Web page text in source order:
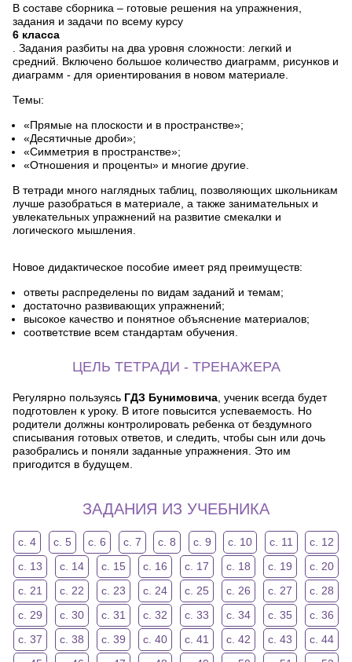
В составе сборника – готовые решения на упражнения,
задания и задачи по всему курсу
6 класса
. Задания разбиты на два уровня сложности: легкий и
средний. Включено большое количество диаграмм, рисунков и
диаграмм - для ориентирования в новом материале.
Темы:
«Прямые на плоскости и в пространстве»;
«Десятичные дроби»;
«Симметрия в пространстве»;
«Отношения и проценты» и многие другие.
В тетради много наглядных таблиц, позволяющих школьникам
лучше разобраться в материале, а также занимательных и
увлекательных упражнений на развитие смекалки и
логического мышления.
Новое дидактическое пособие имеет ряд преимуществ:
ответы распределены по видам заданий и темам;
достаточно развивающих упражнений;
высокое качество и понятное объяснение материалов;
соответствие всем стандартам обучения.
ЦЕЛЬ ТЕТРАДИ - ТРЕНАЖЕРА
Регулярно пользуясь ГДЗ Бунимовича , ученик всегда будет
подготовлен к уроку. В итоге повысится успеваемость. Но
родители должны контролировать ребенка от бездумного
списывания готовых ответов, и следить, чтобы сын или дочь
разобрались и поняли заданные упражнения. Это им
пригодится в будущем.
ЗАДАНИЯ ИЗ УЧЕБНИКА
с. 4 с. 5 с. 6 с. 7 с. 8 с. 9 с. 10 с. 11
с. 12
с. 13
с. 14 с. 15 с. 16 с. 17 с. 18 с. 19
с. 20
с. 21
с. 22 с. 23 с. 24 с. 25 с. 26 с. 27
с. 28
с. 29
с. 30 с. 31 с. 32 с. 33 с. 34 с. 35
с. 36
с. 37
с. 38 с. 39 с. 40 с. 41 с. 42 с. 43
с. 44